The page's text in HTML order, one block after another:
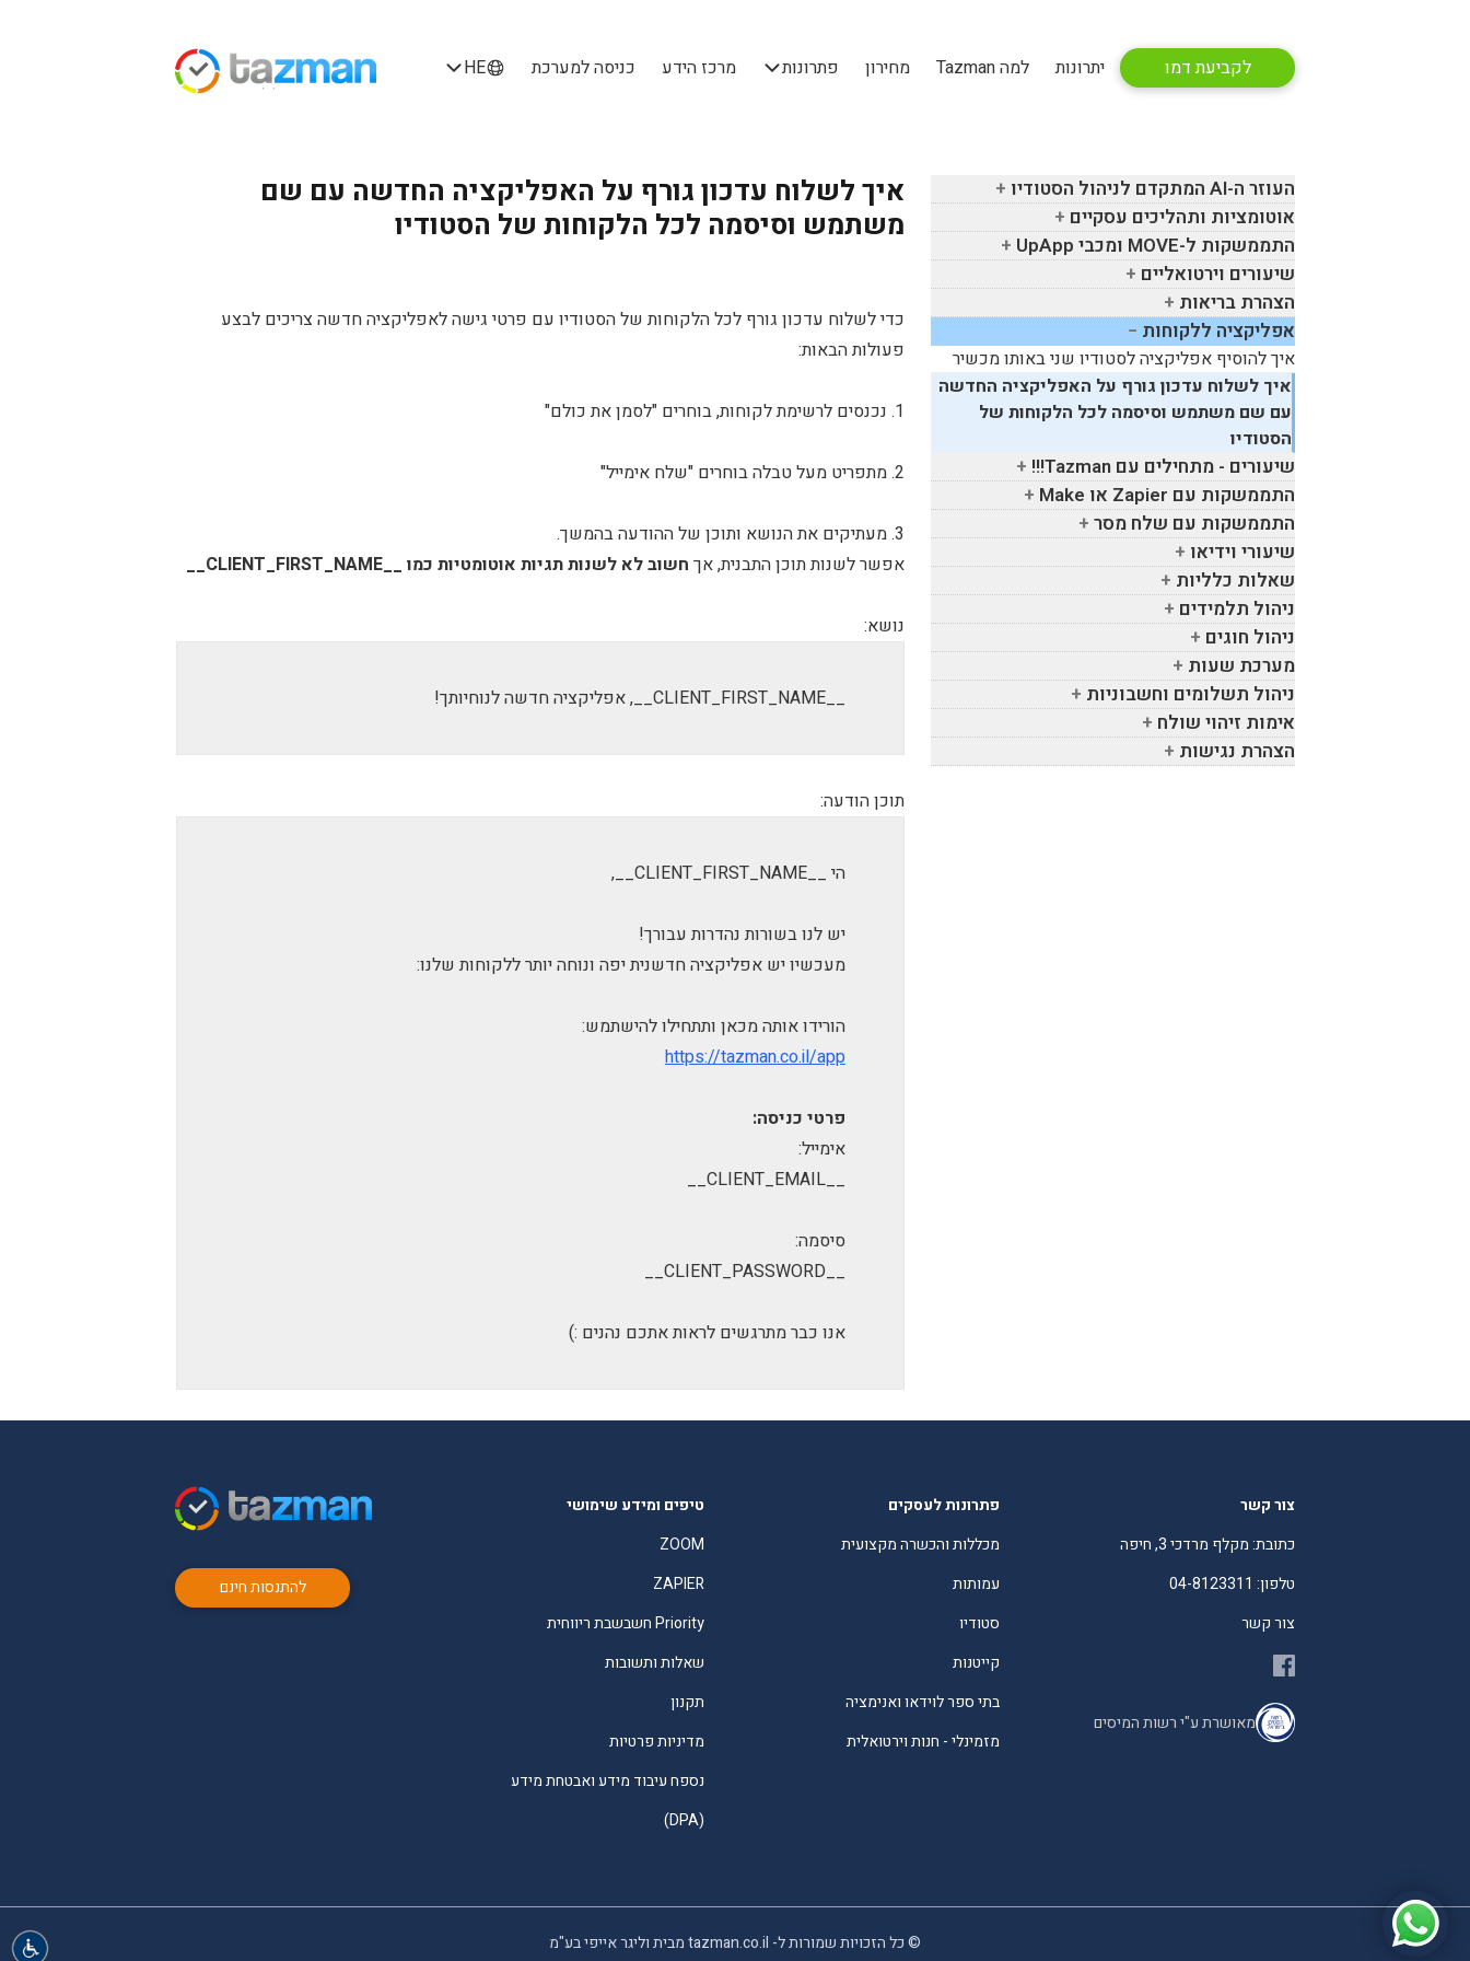
לקביעת דמו יתרונות למה Tazman מחירון פתרונות מרכז הידע כניסה למערכת HE
העוזר ה-AI המתקדם לניהול הסטודיו
אוטומציות ותהליכים עסקיים
התממשקות ל-MOVE ומכבי UpApp
שיעורים וירטואליים
הצהרת בריאות
אפליקציה ללקוחות
איך להוסיף אפליקציה לסטודיו שני באותו מכשיר
איך לשלוח עדכון גורף על האפליקציה החדשה
עם שם משתמש וסיסמה לכל הלקוחות של
הסטודיו
שיעורים - מתחילים עם Tazman
!!!
התממשקות עם Zapier או Make
התממשקות עם שלח מסר
שיעורי וידיאו
שאלות כלליות
ניהול תלמידים
ניהול חוגים
מערכת שעות
ניהול תשלומים וחשבוניות
אימות זיהוי שולח
הצהרת נגישות
איך לשלוח עדכון גורף על האפליקציה החדשה עם שם
משתמש וסיסמה לכל הלקוחות של הסטודיו
כדי לשלוח עדכון גורף לכל הלקוחות של הסטודיו עם פרטי גישה לאפליקציה חדשה צריכים לבצע
פעולות הבאות:
1. נכנסים לרשימת לקוחות, בוחרים "לסמן את כולם"
2. מתפריט מעל טבלה בוחרים "שלח אימייל"
3. מעתיקים את הנושא ותוכן של ההודעה בהמשך.
אפשר לשנות תוכן התבנית, אך חשוב לא לשנות תגיות אוטומטיות כמו __CLIENT_FIRST_NAME__
נושא:
__CLIENT_FIRST_NAME__, אפליקציה חדשה לנוחיותך!
תוכן הודעה:
הי __CLIENT_FIRST_NAME__,
יש לנו בשורות נהדרות עבורך!
מעכשיו יש אפליקציה חדשנית יפה ונוחה יותר ללקוחות שלנו:
הורידו אותה מכאן ותתחילו להישתמש:
https://tazman.co.il/app
פרטי כניסה:
אימייל:
__CLIENT_EMAIL__
סיסמה:
__CLIENT_PASSWORD__
אנו כבר מתרגשים לראות אתכם נהנים :)
צור קשר
כתובת: מקלף מרדכי 3, חיפה
טלפון: 04-8123311
צור קשר
מאושרת ע"י רשות המיסים
פתרונות לעסקים
מכללות והכשרה מקצועית
עמותות
סטודיו
קייטנות
בתי ספר לוידאו ואנימציה
מזמינלי - חנות וירטואלית
טיפים ומידע שימושי
ZOOM
ZAPIER
Priority חשבשבת ריווחית
שאלות ותשובות
תקנון
מדיניות פרטיות
נספח עיבוד מידע ואבטחת מידע
(DPA)
להתנסות חינם
© כל הזכויות שמורות ל- tazman.co.il מבית וליגר אייפי בע"מ